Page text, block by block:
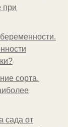
при
сорта.
сада от